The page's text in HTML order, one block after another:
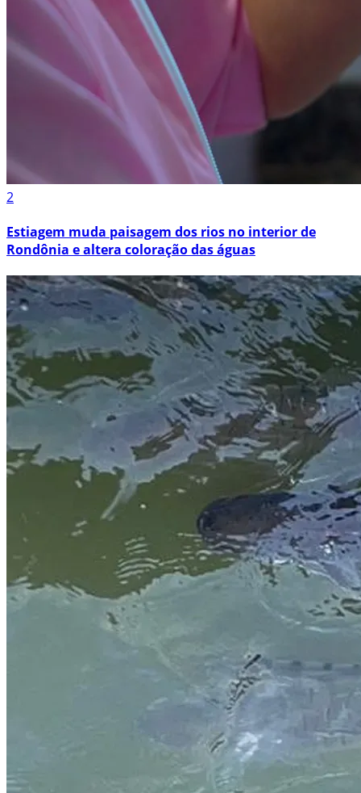
2
Estiagem muda paisagem dos rios no interior de
Rondônia e altera coloração das águas